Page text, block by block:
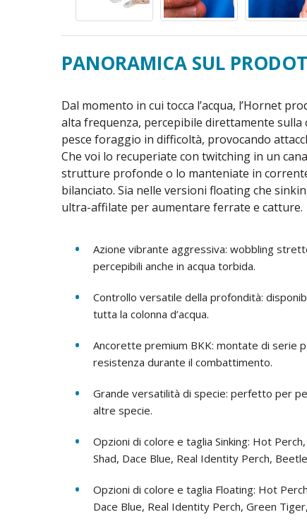
PANORAMICA SUL
Dal momento in cui tocca l’acqua, l’Hornet
alta frequenza, percepibile direttamente sulla
pesce foraggio in difficoltà, provocando
Che voi lo recuperiate con twitching in un
strutture profonde o lo manteniate in
bilanciato. Sia nelle versioni floating che
ultra-affilate per aumentare ferrate e catture.
Azione vibrante aggressiva: wobbling
percepibili anche in acqua torbida.
Controllo versatile della profondità:
tutta la colonna d’acqua.
Ancorette premium BKK: montate di serie
resistenza durante il combattimento.
Grande versatilità di specie: perfetto per
altre specie.
Opzioni di colore e taglia Sinking: Hot
Shad, Dace Blue, Real Identity Perch,
Opzioni di colore e taglia Floating: Hot
Dace Blue, Real Identity Perch, Green